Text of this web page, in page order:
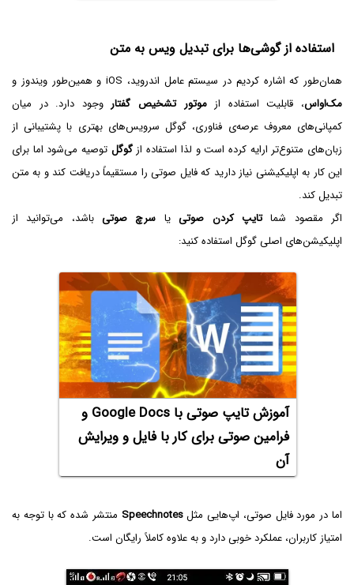
استفاده از گوشی‌ها برای تبدیل ویس به متن
همان‌طور که اشاره کردیم در سیستم عامل اندروید، iOS و همین‌طور ویندوز و
مک‌او‌اس، قابلیت استفاده ازموتور تشخیص گفتار وجود دارد. در میان
کمپانی‌های معروف عرصه‌ی فناوری، گوگل سرویس‌های بهتری با پشتیبانی از
زبان‌های متنوع‌تر ارایه کرده است و لذا استفاده ازگوگل توصیه می‌شود اما برای
این کار به اپلیکیشنی نیاز دارید که فایل صوتی را مستقیماً دریافت کند و به متن
تبدیل کند.
اگر مقصود شماتایپ کردن صوتییا سرچ صوتیباشد، می‌توانید از
اپلیکیشن‌های اصلی گوگل استفاده کنید:
آموزش تایپ صوتی با Google Docs و
فرامین صوتی برای کار با فایل و ویرایش
آن
اما در مورد فایل صوتی، اپ‌هایی مثلSpeechnotes منتشر شده که با توجه به
امتیاز کاربران، عملکرد خوبی دارد و به علاوه کاملاً‌ رایگان است.